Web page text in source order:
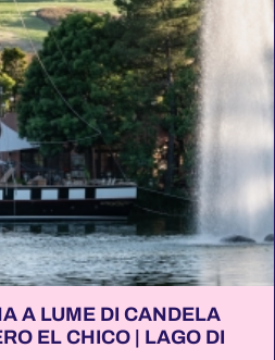
A LUME DI CANDELA
EL CHICO | LAGO DI